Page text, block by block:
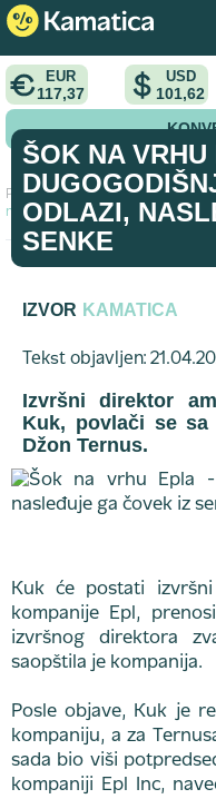
EUR
117,37
USD
101,62
Početna > vest >
Šok
nasleđuje ga čovek iz senke
ŠOK NA VRHU
ODLAZI,
SENKE
IZVOR KAMATICA
Tekst objavljen:
Izvršni direktor
Kuk, povlači se
Džon Ternus.
Kuk će postati
kompanije Epl,
izvršnog direktora
saopštila je kompanija.
Posle objave, Kuk je
kompaniju, a za
sada bio viši
kompaniji Epl Inc,